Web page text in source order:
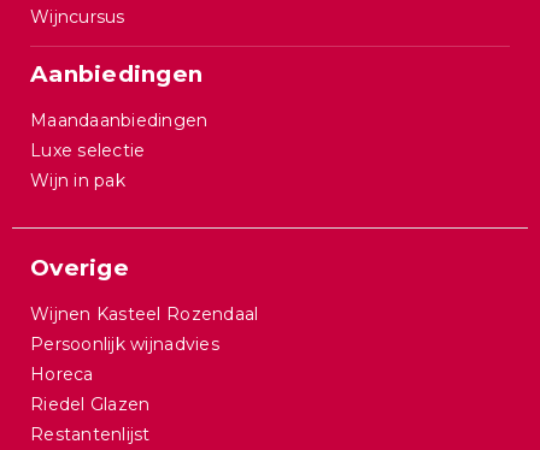
Wijncursus
Aanbiedingen
Maandaanbiedingen
Luxe selectie
Wijn in pak
Overige
Wijnen Kasteel Rozendaal
Persoonlijk wijnadvies
Horeca
Riedel Glazen
Restantenlijst